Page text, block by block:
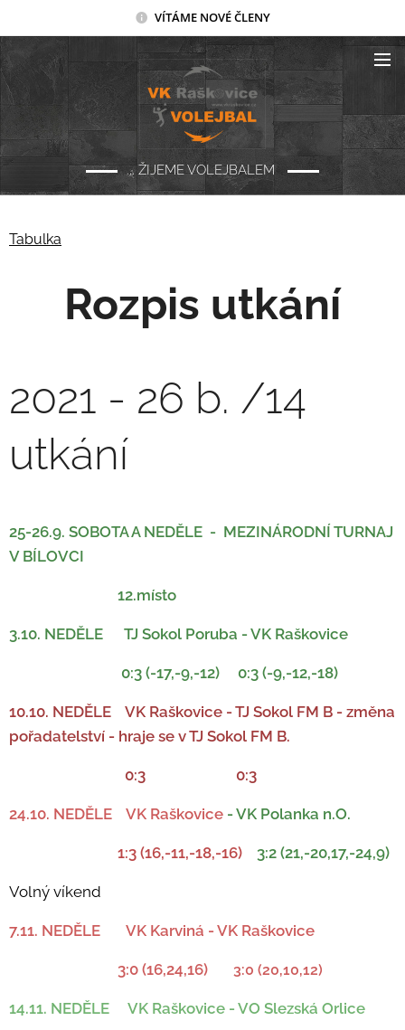
VÍTÁME NOVÉ ČLENY
... ŽIJEME VOLEJBALEM
Tabulka
Rozpis utkání
2021 - 26 b. /14
utkání
25-26.9. SOBOTA A NEDĚLE - MEZINÁRODNÍ TURNAJ
V BÍLOVCI
12.místo
3.10. NEDĚLE TJ Sokol Poruba - VK Raškovice
0:3 (-17,-9,-12) 0:3 (-9,-12,-18)
10.10. NEDĚLE VK Raškovice - TJ Sokol FM B - změna
pořadatelství - hraje se v TJ Sokol FM B.
0:3 0:3
24.10. NEDĚLE VK Raškovice - VK Polanka n.O.
1:3 (16,-11,-18,-16) 3:2 (21,-20,17,-24,9)
Volný víkend
7.11. NEDĚLE VK Karviná - VK Raškovice
3:0 (16,24,16) 3:0 (20,10,12)
14.11. NEDĚLE VK Raškovice - VO Slezská Orlice